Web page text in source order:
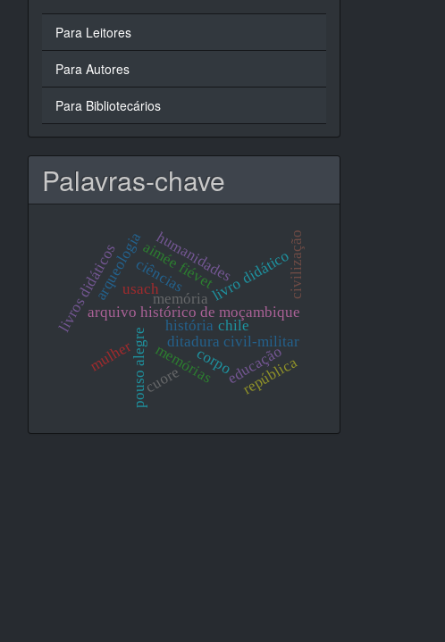
Para Leitores
Para Autores
Para Bibliotecários
Palavras-chave
arquivo histórico de moçambique
história
memória
livros didáticos livro didático
ditadura civil-militar
aimée fiévet
mulher
ciências
pouso alegre
arqueologia
memórias
humanidades
chile
usach
cuore
civilização
educação
corpo república